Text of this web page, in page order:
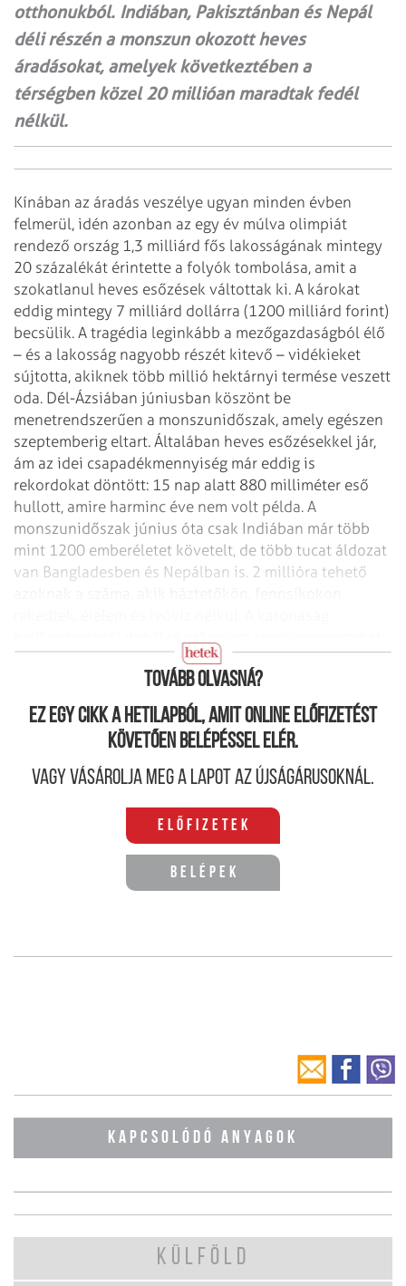
otthonukból. Indiában, Pakisztánban és Nepál
déli részén a monszun okozott heves
áradásokat, amelyek következtében a
térségben közel 20 millióan maradtak fedél
nélkül.
Kínában az áradás veszélye ugyan minden évben
felmerül, idén azonban az egy év múlva olimpiát
rendező ország 1,3 milliárd fős lakosságának mintegy
20 százalékát érintette a folyók tombolása, amit a
szokatlanul heves esőzések váltottak ki. A károkat
eddig mintegy 7 milliárd dollárra (1200 milliárd forint)
becsülik. A tragédia leginkább a mezőgazdaságból élő
– és a lakosság nagyobb részét kitevő – vidékieket
sújtotta, akiknek több millió hektárnyi termése veszett
oda. Dél-Ázsiában júniusban köszönt be
menetrendszerűen a monszunidőszak, amely egészen
szeptemberig eltart. Általában heves esőzésekkel jár,
ám az idei csapadékmennyiség már eddig is
rekordokat döntött: 15 nap alatt 880 milliméter eső
hullott, amire harminc éve nem volt példa. A
monszunidőszak június óta csak Indiában már több
mint 1200 emberéletet követelt, de több tucat áldozat
van Bangladesben és Nepálban is. 2 millióra tehető
A hatóságok különböző járványok kitörésétől tartanak.
Tovább olvasná?
Ez egy cikk a hetilapból, amit online előfizetést
követően belépéssel elér.
Vagy vásárolja meg a lapot az újságárusoknál.
Előfizetek
Belépek
KAPCSOLÓDÓ ANYAGOK
KÜLFÖLD